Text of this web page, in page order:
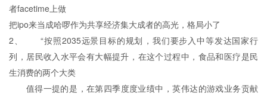
者facetime上做
把ipo来当成哈啰作为共享经济集大成者的高光，格局小了
2、 “按照2035远景目标的规划，我们要步入中等发达国家行
列，居民收入水平会有大幅提升，在这个过程中，食品和医疗是民
生消费的两个大类
值得一提的是，在第四季度度业绩中，英伟达的游戏业务贡献